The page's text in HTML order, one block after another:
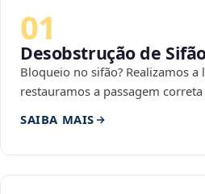
01
Desobstrução de
Bloqueio no sifão? Realizamos
restauramos a passagem
SAIBA MAIS